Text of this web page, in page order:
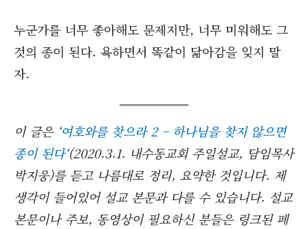
누군가를 너무 좋아해도 문제지만, 너무 미워해도 그
것의 종이 된다. 욕하면서 똑같이 닮아감을 잊지 말
자.
이 글은 ‘여호와를 찾으라 2 – 하나님을 찾지 않으면
종이 된다‘(2020.3.1. 내수동교회 주일설교, 담임목사
박지웅)를 듣고 나름대로 정리, 요약한 것입니다. 제
생각이 들어있어 설교 본문과 다를 수 있습니다. 설교
본문이나 주보, 동영상이 필요하신 분들은 링크된 페